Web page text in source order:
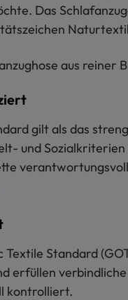
Das
aus reiner
gilt als das
und
Textile Standard
erfüllen
kontrolliert.